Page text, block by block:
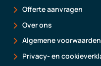
Offerte aanvragen
Over ons
Algemene voorwaarden
Privacy- en